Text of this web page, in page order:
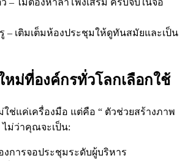
– ไม่ต้องหาลำโพงเสริม ครบจบในจอ
– เติมเต็มห้องประชุมให้ดูทันสมัยและเป็น
ม่ที่องค์กรทั่วโลกเลือกใช้
ใช่แค่เครื่องมือ แต่คือ “ ตัวช่วยสร้างภาพ
ม่ว่าคุณจะเป็น:
การจอประชุมระดับผู้บริหาร